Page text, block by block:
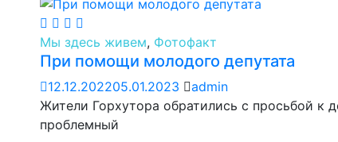
Мы здесь живем, Фотофакт
При помощи молодого депутата
12.12.202205.01.2023
admin
Жители Горхутора обратились с просьбой к
проблемный